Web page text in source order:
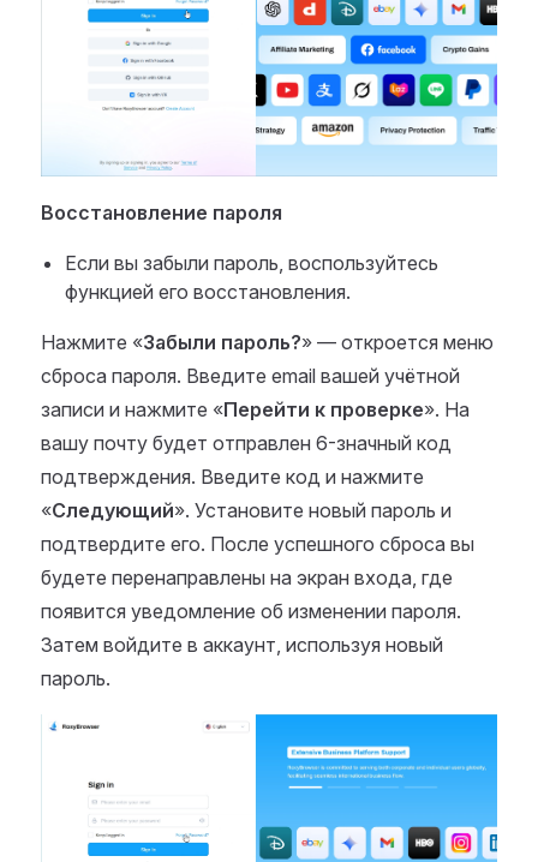
Восстановление пароля
Если вы забыли пароль, воспользуйтесь
функцией его восстановления.
Нажмите «Забыли пароль?» — откроется меню
сброса пароля. Введите email вашей учётной
записи и нажмите «Перейти к проверке». На
вашу почту будет отправлен 6-значный код
подтверждения. Введите код и нажмите
«Следующий». Установите новый пароль и
подтвердите его. После успешного сброса вы
будете перенаправлены на экран входа, где
появится уведомление об изменении пароля.
Затем войдите в аккаунт, используя новый
пароль.